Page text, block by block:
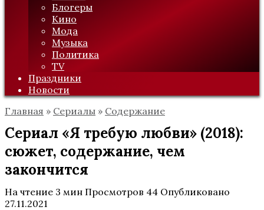
Блогеры
Кино
Мода
Музыка
Политика
TV
Праздники
Новости
Главная » Сериалы » Содержание
Сериал «Я требую любви» (2018):
сюжет, содержание, чем
закончится
На чтение 3 мин Просмотров 44 Опубликовано
27.11.2021